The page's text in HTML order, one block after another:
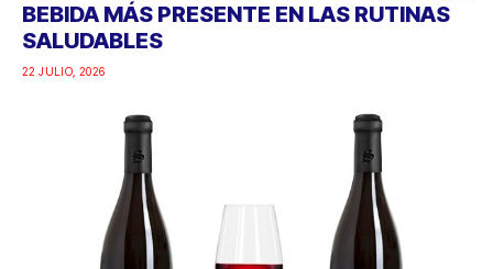
BEBIDA MÁS PRESENTE EN LAS RUTINAS
SALUDABLES
22 JULIO, 2026